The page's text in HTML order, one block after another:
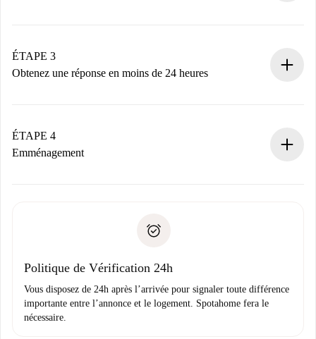
Nous ne vous facturerons rien tant que le propriétaire
n’aura pas accepté.
ÉTAPE 3
Obtenez une réponse en moins de 24 heures
contact avec le propriétaire.
Si refusé : aucun prélèvement et nous vous proposerons
Justificatif de solvabilité
ÉTAPE 4
Emménagement
uniquement si aucun problème n'est signalé.
Politique de Vérification 24h
Vous disposez de 24h après l’arrivée pour signaler toute différence
importante entre l’annonce et le logement. Spotahome fera le
nécessaire.